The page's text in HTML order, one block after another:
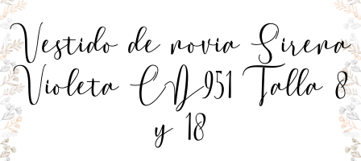
Vestido de novia Sirena
Violeta CD951 Talla 8
y 18